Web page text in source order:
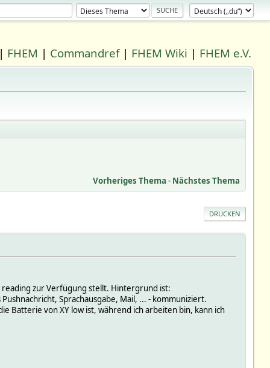
FHEM | Commandref| FHEM Wiki | FHEM e.V.
Vorheriges Thema - Nächstes Thema
DRUCKEN
reading zur Verfügung stellt. Hintergrund ist:
Sprachausgabe, Mail, ... - kommuniziert.
Batterie von XY low ist, während ich arbeiten bin, kann ich